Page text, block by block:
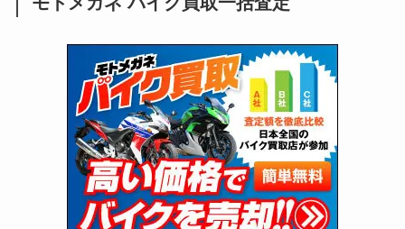
(31)
(51)
(34)
(5)
(12)
(65)
(24)
(16)
(25)
(24)
(47)
(15)
(64)
(16)
(62)
(4)
(6)
(17)
(249)
(12)
(131)
(38)
(131)
(167)
(85)
(21)
(61)
(171)
(98)
(13)
(274)
(171) (47)
(66)
(16)
(141)
(255)
(204)
(1,143)
(166)
(23)
(33)
(34)
(35)
(415)
(16)
(137)
(75)
(2,744)
(126)
(170)
(171)
(118)
(27)
(1,605)
(147)
(13)
(19)
(12)